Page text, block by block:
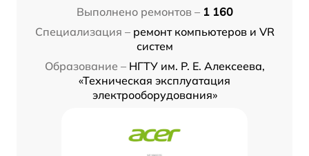
Выполнено ремонтов – 1 160
Специализация – ремонт компьютеров и VR
систем
Образование – НГТУ им. Р. Е. Алексеева,
«Техническая эксплуатация
электрооборудования»